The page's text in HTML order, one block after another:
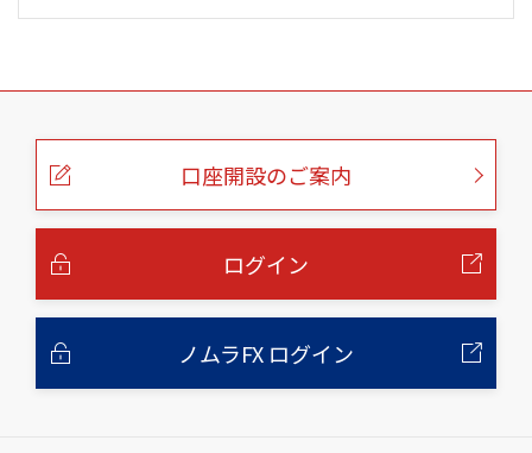
こ
口座開設のご案内
ログイン
ノムラFX ログイン